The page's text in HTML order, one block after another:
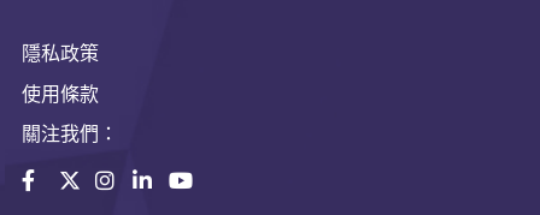
隱私政策
使用條款
關注我們：